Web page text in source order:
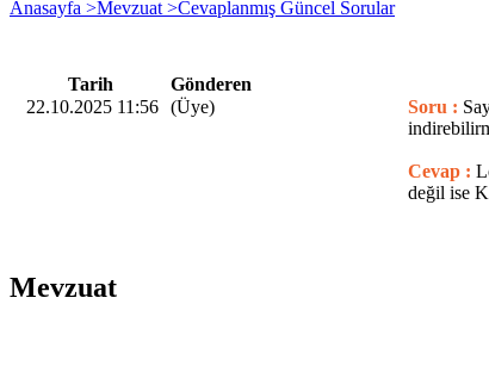
Anasayfa >Mevzuat >Cevaplanmış Güncel Sorular
Tarih
Gönderen
22.10.2025 11:56 (Üye) Soru :
Cevap :
değil ise
Mevzuat